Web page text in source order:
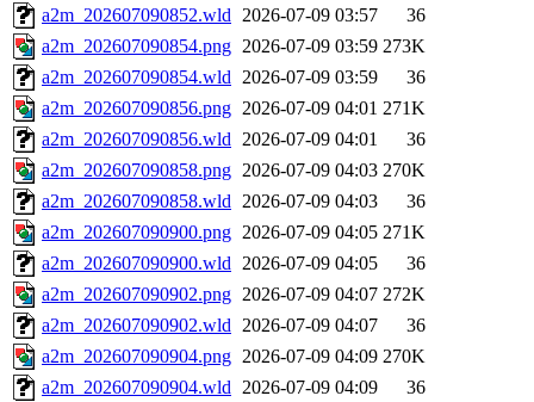
a2m_202607090852.wld 2026-07-09 03:57
36
a2m_202607090854.png 2026-07-09 03:59 273K
a2m_202607090854.wld 2026-07-09 03:59
36
a2m_202607090856.png 2026-07-09 04:01 271K
a2m_202607090856.wld 2026-07-09 04:01
36
a2m_202607090858.png 2026-07-09 04:03 270K
a2m_202607090858.wld 2026-07-09 04:03
36
a2m_202607090900.png 2026-07-09 04:05 271K
a2m_202607090900.wld 2026-07-09 04:05
36
a2m_202607090902.png 2026-07-09 04:07 272K
a2m_202607090902.wld 2026-07-09 04:07
36
a2m_202607090904.png 2026-07-09 04:09 270K
a2m_202607090904.wld 2026-07-09 04:09 36